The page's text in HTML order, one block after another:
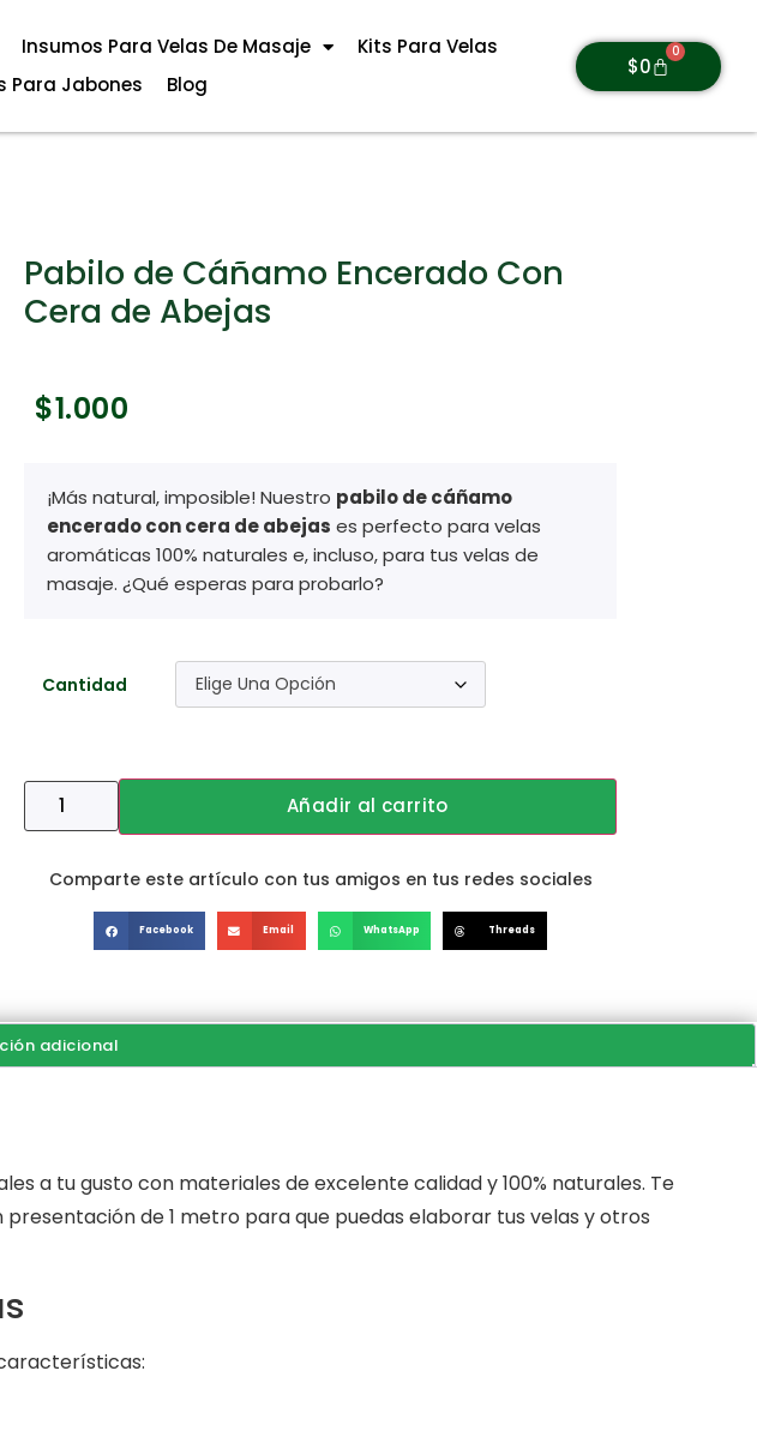
Insumos Para Velas De Masaje
Kits Para Velas
Para Jabones Blog
$0
0
Pabilo de Cáñamo Encerado Con
Cera de Abejas
$1.000
¡Más natural, imposible! Nuestro pabilo de cáñamo
encerado con cera de abejas es perfecto para velas
aromáticas 100% naturales e, incluso, para tus velas de
masaje. ¿Qué esperas para probarlo?
Cantidad
Añadir al carrito
Comparte este artículo con tus amigos en tus redes sociales
Facebook Email WhatsApp Threads
adicional
a tu gusto con materiales de excelente calidad y 100% naturales. Te
presentación de 1 metro para que puedas elaborar tus velas y otros